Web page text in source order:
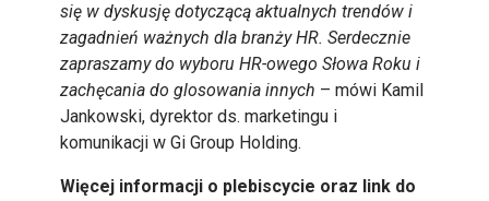
się w dyskusję dotyczącą aktualnych trendów i
zagadnień ważnych dla branży HR. Serdecznie
zapraszamy do wyboru HR-owego Słowa Roku i
zachęcania do glosowania innych – mówi Kamil
Jankowski, dyrektor ds. marketingu i
komunikacji w Gi Group Holding.
Więcej informacji o plebiscycie oraz link do